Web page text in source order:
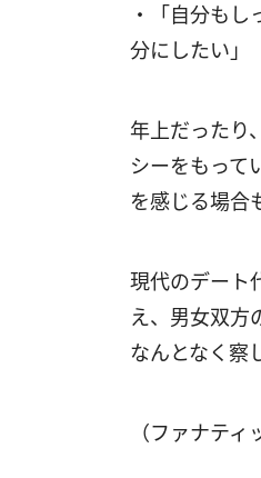
・「自分も
分にしたい」
年上だったり
シーをもって
を感じる場合
現代のデート
え、男女双方
なんとなく察
（ファナティ